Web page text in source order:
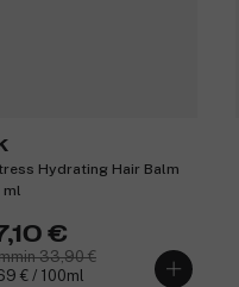
Hydrating Hair Balm
ml
€
33,90 €
€ / 100ml